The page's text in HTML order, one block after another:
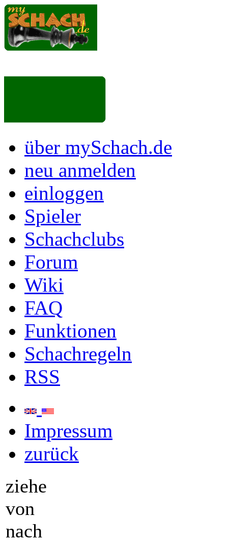
über mySchach.de
neu anmelden
einloggen
Spieler
Schachclubs
Forum
Wiki
FAQ
Funktionen
Schachregeln
RSS
Impressum
zurück
ziehe
von
nach